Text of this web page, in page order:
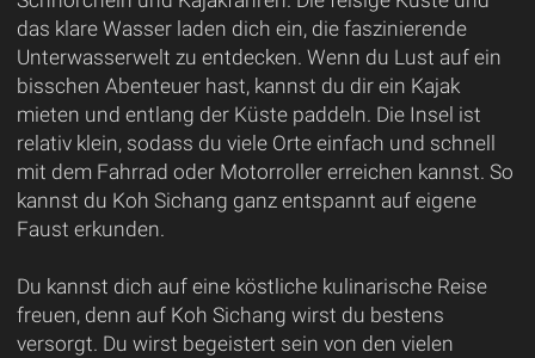
das klare Wasser laden dich ein, die faszinierende
Unterwasserwelt zu entdecken. Wenn du Lust auf ein
bisschen Abenteuer hast, kannst du dir ein Kajak
mieten und entlang der Küste paddeln. Die Insel ist
relativ klein, sodass du viele Orte einfach und schnell
mit dem Fahrrad oder Motorroller erreichen kannst. So
kannst du Koh Sichang ganz entspannt auf eigene
Faust erkunden.
Du kannst dich auf eine köstliche kulinarische Reise
freuen, denn auf Koh Sichang wirst du bestens
versorgt. Du wirst begeistert sein von den vielen